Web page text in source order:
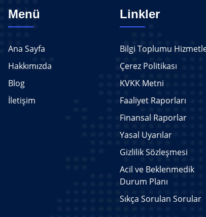
Menü
Ana Sayfa
Hakkımızda
Blog
İletişim
Linkler
Bilgi Toplumu
Çerez Politikası
KVKK Metni
Faaliyet Raporları
Finansal Raporlar
Yasal Uyarılar
Gizlilik Sözleşmesi
Acil ve Beklenmedik
Durum Planı
Sıkça Sorulan Sorular